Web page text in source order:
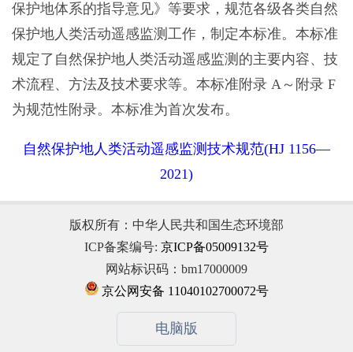
保护地体系的指导意见》等要求，规范各级各类自然
保护地人类活动遥感监测工作，制定本标准。本标准
规定了自然保护地人类活动遥感监测的主要内容、技
术流程、方法及技术要求等。本标准附录 A～附录 F
为规范性附录。本标准为首次发布。
自然保护地人类活动遥感监测技术规范(HJ 1156—
2021)
版权所有：中华人民共和国生态环境部
ICP备案编号: 京ICP备05009132号
网站标识码：bm17000009
京公网安备 11040102700072号
电脑版